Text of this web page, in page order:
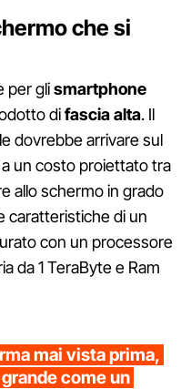
che si
per glismartphone
difascia alta. Il
dovrebbe arrivare sul
un costo proiettato tra
allo schermo in grado
caratteristiche di un
con un processore
da 1 TeraByte e Ram
mai vista prima,
come un